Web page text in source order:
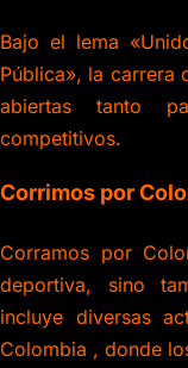
Bajo el lema
Pública», la carrera
abiertas tanto
competitivos.
Corrimos por
Corramos por
deportiva, sino
incluye diversas
Colombia , donde